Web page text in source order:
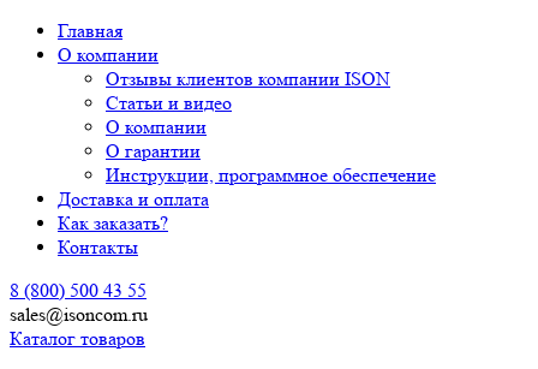
Главная
О компании
Отзывы клиентов компании ISON
Статьи и видео
О компании
О гарантии
Инструкции, программное обеспечение
Доставка и оплата
Как заказать?
Контакты
8 (800) 500 43 55
sales@isoncom.ru
Каталог товаров